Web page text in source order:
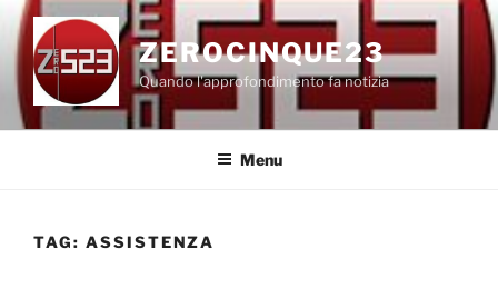
Salta
contenuto
ZEROCINQUE23
Quando l'approfondimento fa notizia
Menu
TAG: ASSISTENZA